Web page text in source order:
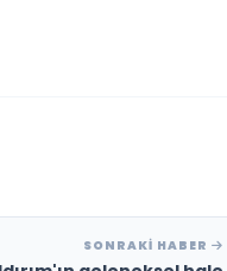
SONRAKI HABER